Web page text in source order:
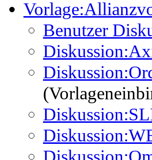
Benutzer